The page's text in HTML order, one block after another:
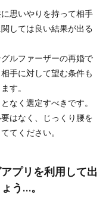
思いやりを持って相手
しては良い結果が出る
ルファーザーの再婚で
手に対して望む条件も
す。
なく選定すべきです。
はなく、じっくり腰を
てください。
プリを利用して出
う…。